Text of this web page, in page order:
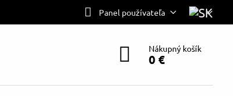
Panel používateľa
Nákupný košík
0 €